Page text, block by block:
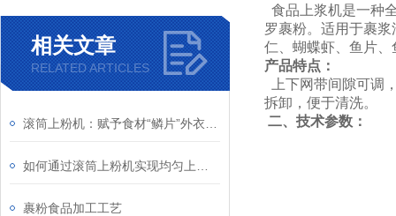
相关文章
RELATED ARTICLES
裹粉食品加工工艺
食品上浆机是一种
罗裹粉。适用于裹
仁、蝴蝶虾、鱼片
产品特点：
上下网带间隙可调
拆卸，便于清洗。
二、技术参数：